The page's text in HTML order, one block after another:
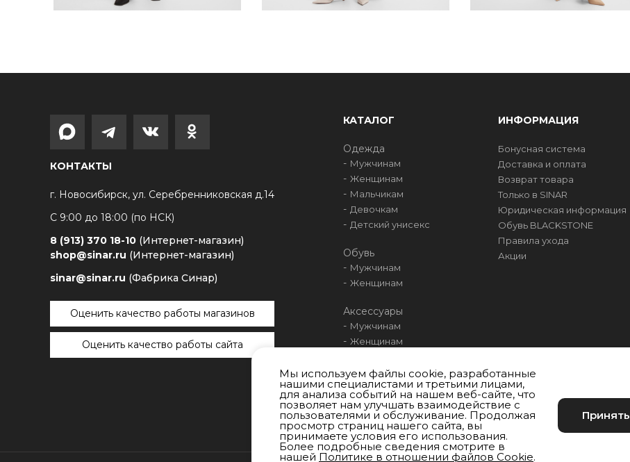
КОНТАКТЫ
г. Новосибирск, ул. Серебренниковская д.14
С 9:00 до 18:00 (по НСК)
8 (913) 370 18-10 (Интернет-магазин)
shop@sinar.ru (Интернет-магазин)
sinar@sinar.ru (Фабрика Синар)
Оценить качество работы магазинов
Оценить качество работы сайта
КАТАЛОГ
Одежда
Мужчинам
Женщинам
Мальчикам
Девочкам
Детский унисекс
Обувь
Мужчинам
Женщинам
Аксессуары
Мужчинам
Женщинам
Девочкам
Унисекс
ИНФОРМАЦИЯ
Бонусная система
Доставка и оплата
Возврат товара
Только в SINAR
Юридическая информация
Обувь BLACKSTONE
Правила ухода
Акции
Мы используем файлы cookie, разработанные
нашими специалистами и третьими лицами,
для анализа событий на нашем веб-сайте, что
позволяет нам улучшать взаимодействие с
пользователями и обслуживание. Продолжая
просмотр страниц нашего сайта, вы
принимаете условия его использования.
Более подробные сведения смотрите в
нашей Политике в отношении файлов Cookie.
Принять